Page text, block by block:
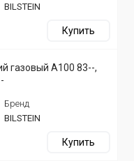
BILSTEIN
Купить
газовый A100 83--,
Бренд
BILSTEIN
Купить